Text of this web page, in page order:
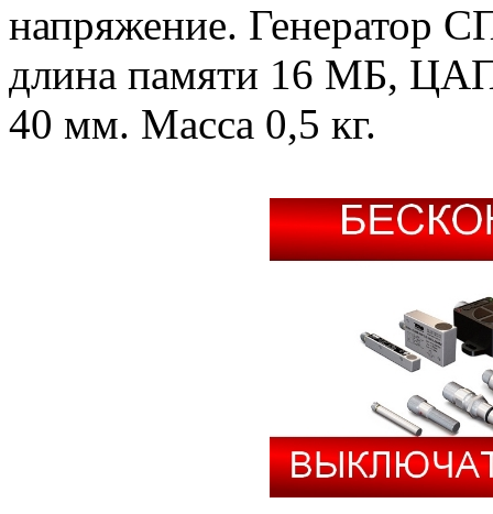
напряжение. Генератор
длина памяти 16 МБ,
40 мм. Масса 0,5 кг.